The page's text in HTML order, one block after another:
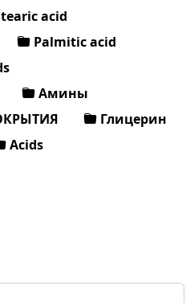
acid
Palmitic acid
Амины
Глицерин
Acids